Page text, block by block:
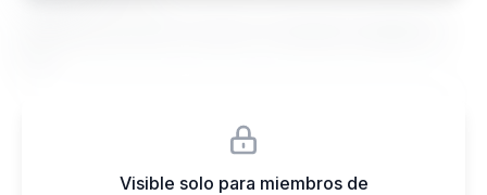
Visible solo para miembros de